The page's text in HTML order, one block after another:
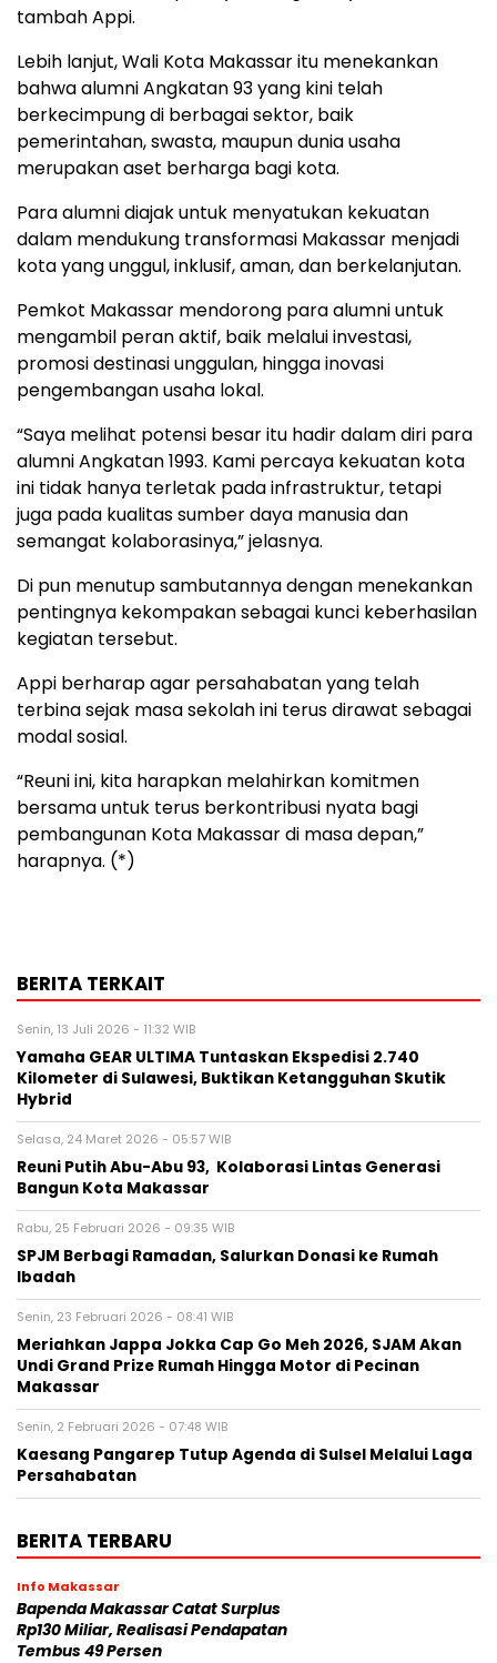
tambah Appi.
Lebih lanjut, Wali Kota Makassar itu menekankan
bahwa alumni Angkatan 93 yang kini telah
berkecimpung di berbagai sektor, baik
pemerintahan, swasta, maupun dunia usaha
merupakan aset berharga bagi kota.
Para alumni diajak untuk menyatukan kekuatan
dalam mendukung transformasi Makassar menjadi
kota yang unggul, inklusif, aman, dan berkelanjutan.
Pemkot Makassar mendorong para alumni untuk
mengambil peran aktif, baik melalui investasi,
promosi destinasi unggulan, hingga inovasi
pengembangan usaha lokal.
“Saya melihat potensi besar itu hadir dalam diri para
alumni Angkatan 1993. Kami percaya kekuatan kota
ini tidak hanya terletak pada infrastruktur, tetapi
juga pada kualitas sumber daya manusia dan
semangat kolaborasinya,” jelasnya.
Di pun menutup sambutannya dengan menekankan
pentingnya kekompakan sebagai kunci keberhasilan
kegiatan tersebut.
Appi berharap agar persahabatan yang telah
terbina sejak masa sekolah ini terus dirawat sebagai
modal sosial.
“Reuni ini, kita harapkan melahirkan komitmen
bersama untuk terus berkontribusi nyata bagi
pembangunan Kota Makassar di masa depan,”
harapnya. (*)
BERITA TERKAIT
Senin, 13 Juli 2026 - 11:32 WIB
Yamaha GEAR ULTIMA Tuntaskan Ekspedisi 2.740
Kilometer di Sulawesi, Buktikan Ketangguhan Skutik
Hybrid
Selasa, 24 Maret 2026 - 05:57 WIB
Reuni Putih Abu-Abu 93, Kolaborasi Lintas Generasi
Bangun Kota Makassar
Rabu, 25 Februari 2026 - 09:35 WIB
SPJM Berbagi Ramadan, Salurkan Donasi ke Rumah
Ibadah
Senin, 23 Februari 2026 - 08:41 WIB
Meriahkan Jappa Jokka Cap Go Meh 2026, SJAM Akan
Undi Grand Prize Rumah Hingga Motor di Pecinan
Makassar
Senin, 2 Februari 2026 - 07:48 WIB
Kaesang Pangarep Tutup Agenda di Sulsel Melalui Laga
Persahabatan
BERITA TERBARU
Info Makassar
Bapenda Makassar Catat Surplus
Rp130 Miliar, Realisasi Pendapatan
Tembus 49 Persen